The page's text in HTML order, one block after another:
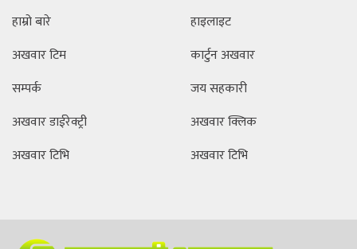
हाम्रो बारे
अखवार टिम
सम्पर्क
अखवार डाईरेक्ट्री
अखवार टिभि
हाइलाइट
कार्टुन अखवार
जय सहकारी
अखवार क्लिक
अखवार टिभि